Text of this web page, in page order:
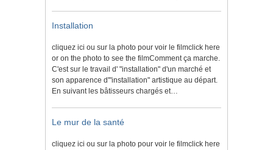
Installation
cliquez ici ou sur la photo pour voir le filmclick here
or on the photo to see the filmComment ça marche.
C'est sur le travail d' "installation" d'un marché et
son apparence d'"installation" artistique au départ.
En suivant les bâtisseurs chargés et…
Le mur de la santé
cliquez ici ou sur la photo pour voir le filmclick here